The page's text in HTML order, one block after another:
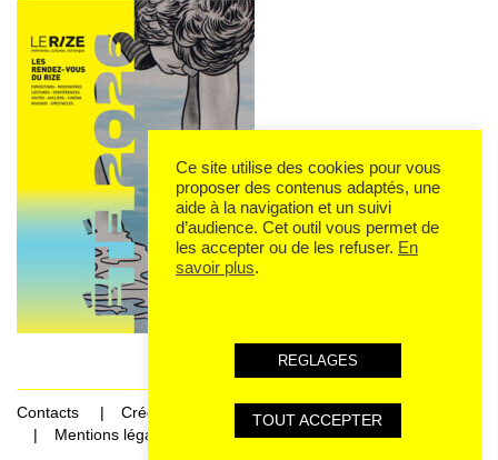
Contacts
Crédits
Mentions légales et données personnelles
Ce site utilise des cookies pour vous
proposer des contenus adaptés, une
aide à la navigation et un suivi
d’audience. Cet outil vous permet de
les accepter ou de les refuser. En
savoir plus.
REGLAGES
TOUT ACCEPTER